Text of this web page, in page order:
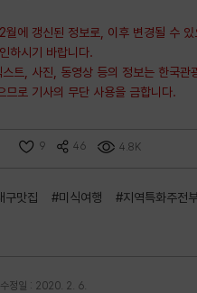
에 갱신된 정보로, 이후 변경될 수 있
하시기 바랍니다.
트, 사진, 동영상 등의 정보는 한국관
므로 기사의 무단 사용을 금합니다.
9 46 4.8K
구맛집 #미식여행
#지역특화주전
수정일 : 2020. 2. 6.